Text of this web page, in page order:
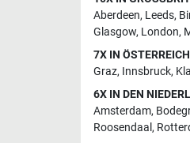
Aberdeen, Leeds,
Glasgow, London,
7X IN ÖSTERREICH
Graz, Innsbruck,
6X IN DEN
Amsterdam,
Roosendaal,